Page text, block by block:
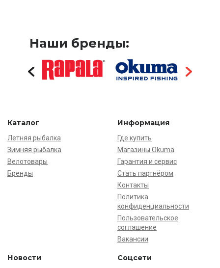
Наши бренды:
Каталог
Летняя рыбалка
Зимняя рыбалка
Велотовары
Бренды
Информация
Где купить
Магазины Okuma
Гарантия и сервис
Стать партнёром
Контакты
Политика
конфиденциальности
Пользовательское
соглашение
Вакансии
Новости Соцсети